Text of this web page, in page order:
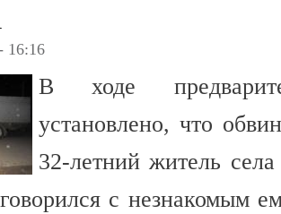
16:16
В ходе
установлено, что
32-летний житель
с незнакомым